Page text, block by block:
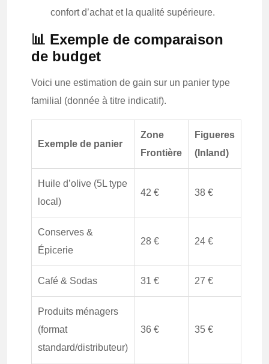
confort d’achat et la qualité supérieure.
📊 Exemple de comparaison
de budget
Voici une estimation de gain sur un panier type
familial (donnée à titre indicatif).
Exemple de panier
Zone
Frontière
Figueres
(Inland)
Huile d’olive (5L type
local)
42 € 38 €
Conserves &
Épicerie
28 € 24 €
Café & Sodas 31 € 27 €
Produits ménagers
(format
standard/distributeur)
36 € 35 €